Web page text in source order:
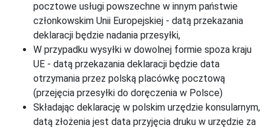
pocztowe usługi powszechne w innym państwie
członkowskim Unii Europejskiej - datą przekazania
deklaracji będzie nadania przesyłki,
W przypadku wysyłki w dowolnej formie spoza kraju
UE - datą przekazania deklaracji będzie data
otrzymania przez polską placówkę pocztową
(przejęcia przesyłki do doręczenia w Polsce)
Składając deklarację w polskim urzędzie konsularnym,
datą złożenia jest data przyjęcia druku w urzędzie za